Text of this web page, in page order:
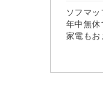
ソフマッ
年中無休
家電もお